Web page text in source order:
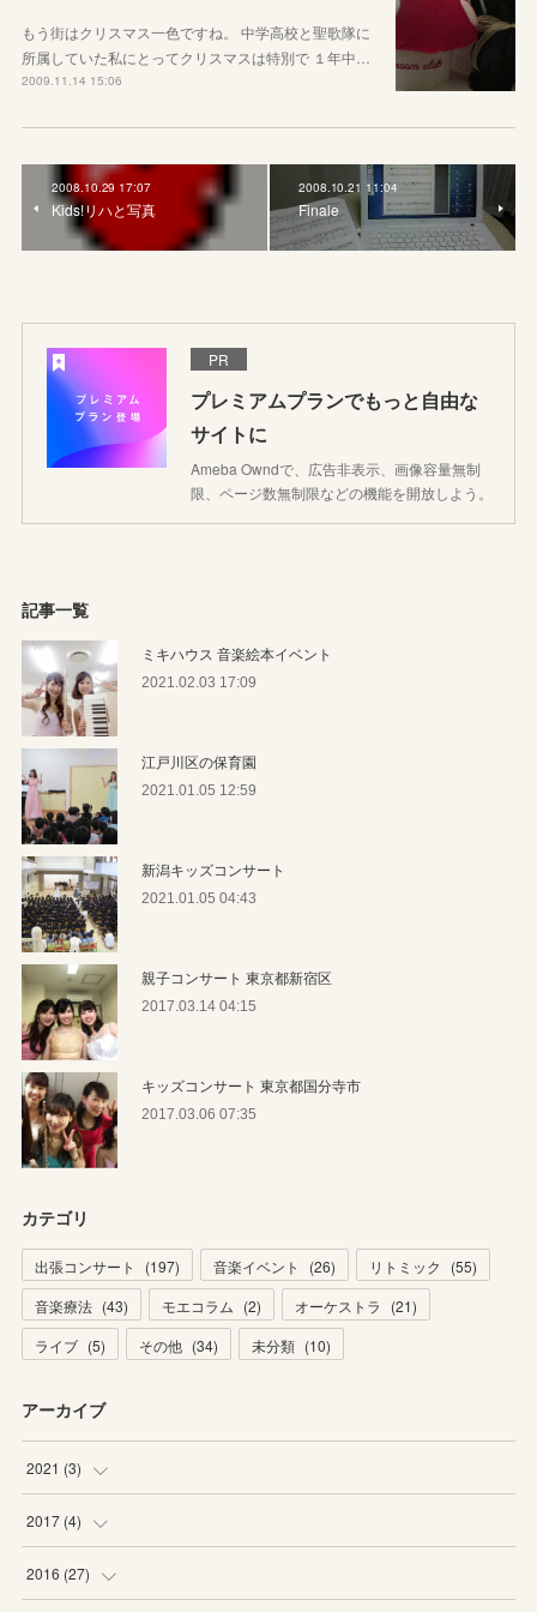
もう街はクリスマス一色ですね。 中学高校と聖歌隊に
所属していた私にとってクリスマスは特別で １年中…
2009.11.14 15:06
2008.10.29 17:07
Kids!リハと写真
2008.10.21 11:04
Finale
PR
プレミアムプランでもっと自由な
サイトに
Ameba Owndで、広告非表示、画像容量無制
限、ページ数無制限などの機能を開放しよう。
記事一覧
ミキハウス 音楽絵本イベント
2021.02.03 17:09
江戸川区の保育園
2021.01.05 12:59
新潟キッズコンサート
2021.01.05 04:43
親子コンサート 東京都新宿区
2017.03.14 04:15
キッズコンサート 東京都国分寺市
2017.03.06 07:35
カテゴリ
出張コンサート (197) 音楽イベント (26) リトミック (55)
音楽療法 (43) モエコラム (2) オーケストラ (21)
ライブ (5) その他 (34) 未分類 (10)
アーカイブ
2021 (3)
( )
(2
2017 (4)
(2
2016 (27)